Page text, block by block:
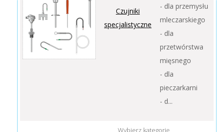
Czujniki
specjalistyczne
- dla przemysłu
mleczarskiego
- dla
przetwórstwa
mięsnego
- dla
pieczarkarni
- d...
Wybierz kategorię